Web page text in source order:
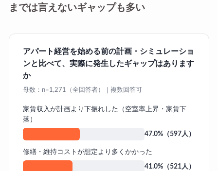
までは言えないギャップも多い
アパート経営を始める前の計画・シミュレーショ
ンと比べて、実際に発生したギャップはあります
か
母数：n=1,271（全回答者）｜複数回答可
家賃収入が計画より下振れした（空室率上昇・家賃下
落）
47.0%（597人）
修繕・維持コストが想定より多くかかった
41.0%（521人）